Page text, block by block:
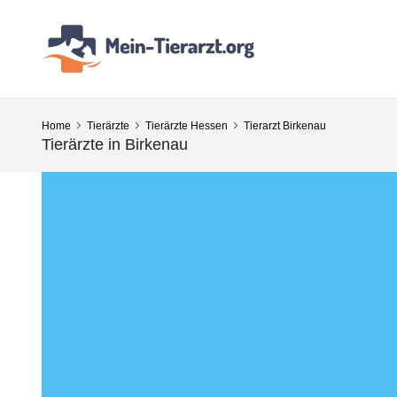
Home Tierärzte Tierärzte Hessen Tierarzt Birkenau
Tierärzte in Birkenau